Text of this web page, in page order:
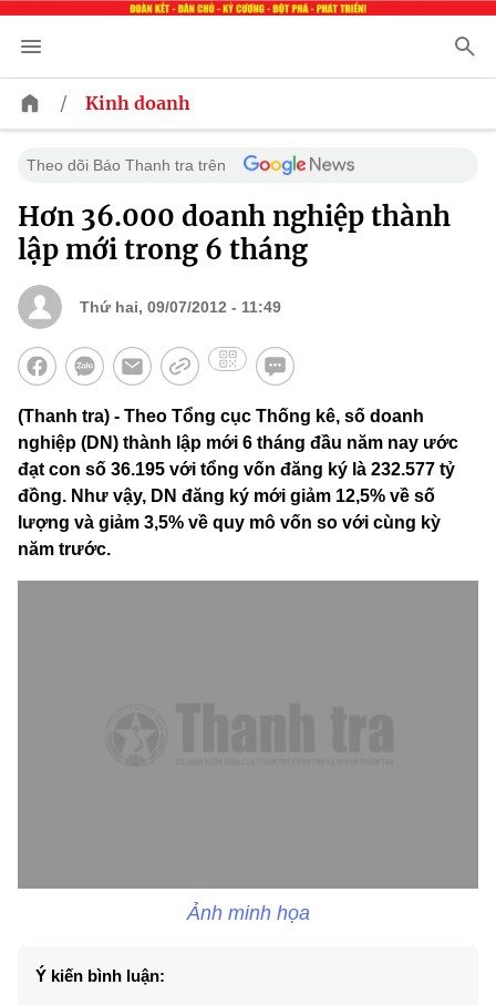
/ Kinh doanh
Theo dõi Báo Thanh tra trên
Hơn 36.000 doanh nghiệp thành
lập mới trong 6 tháng
Thứ hai, 09/07/2012 - 11:49
(Thanh tra) - Theo Tổng cục Thống kê, số doanh
nghiệp (DN) thành lập mới 6 tháng đầu năm nay ước
đạt con số 36.195 với tổng vốn đăng ký là 232.577 tỷ
đồng. Như vậy, DN đăng ký mới giảm 12,5% về số
lượng và giảm 3,5% về quy mô vốn so với cùng kỳ
năm trước.
Ảnh minh họa
Ý kiến bình luận: